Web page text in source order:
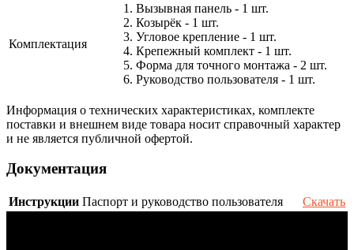
Комплектация
1. Вызывная панель - 1 шт.
2. Козырёк - 1 шт.
3. Угловое крепление - 1 шт.
4. Крепежный комплект - 1 шт.
5. Форма для точного монтажа - 2 шт.
6. Руководство пользователя - 1 шт.
Информация о технических характеристиках, комплекте
поставки и внешнем виде товара носит справочный характер
и не является публичной офертой.
Документация
Инструкции Паспорт и руководство пользователя Скачать